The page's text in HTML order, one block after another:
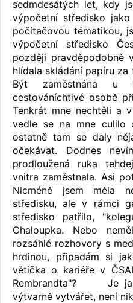
sedmdesátých let, kdy
výpočetní středisko
počítačovou tématikou,
výpočetní středisko
později pravděpodobně
hlídala skládání papíru za
Být zaměstnána
cestováníchtivé osobě
Tenkrát mne nechtěli a
vedle se na mne culilo
ostatně tam se daly
očekávat. Dodnes
prodloužená ruka
vnitra zaměstnala. Asi
Nicméně jsem měla
středisku, ale v rámci
středisko patřilo,
Chaloupka. Nebo
rozsáhlé rozhovory s
hrdinou, připadám si
větička o kariéře v
Rembrandta"?
Je
výtvarně vytvářet, není